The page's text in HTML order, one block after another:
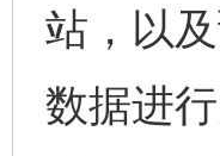
站，以
数据进